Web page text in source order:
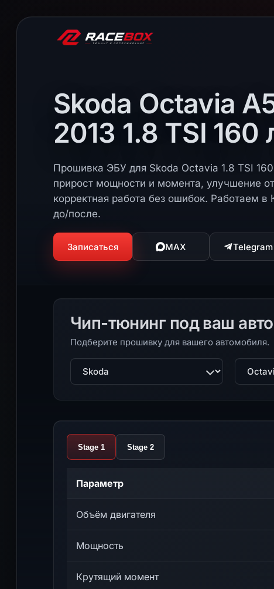
Skoda Octavia
2013 1.8 TSI 160
Прошивка ЭБУ для Skoda Octavia 1.8 TSI
прирост мощности и момента, улучшение
корректная работа без ошибок. Работаем в
до/после.
Записаться MAX Telegram
Чип-тюнинг под ваш
Подберите прошивку для вашего автомобиля.
Марка Модель
Stage 1 Stage 2
Параметр
Объём двигателя
Мощность
Крутящий момент